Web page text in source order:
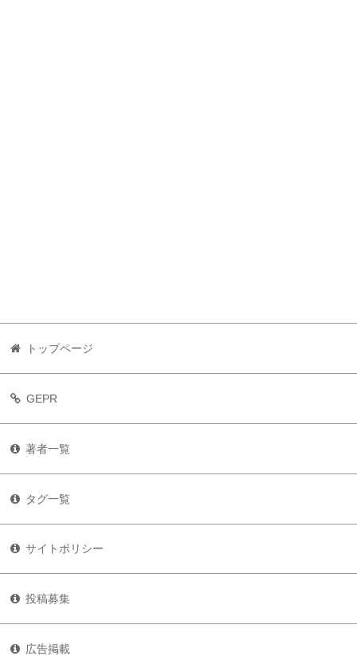
トップページ
GEPR
著者一覧
タグ一覧
サイトポリシー
投稿募集
広告掲載